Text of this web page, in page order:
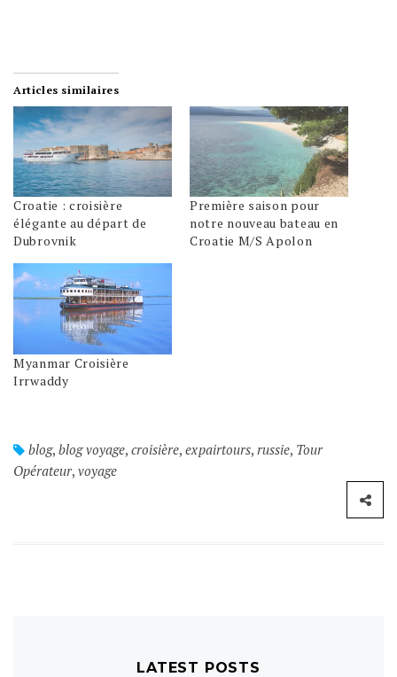
Articles similaires
Croatie : croisière
élégante au départ de
Dubrovnik
Première saison pour
notre nouveau bateau en
Croatie M/S Apolon
Myanmar Croisière
Irrwaddy
blog,blog voyage,croisière,expairtours, russie, Tour
Opérateur,voyage
LATEST POSTS